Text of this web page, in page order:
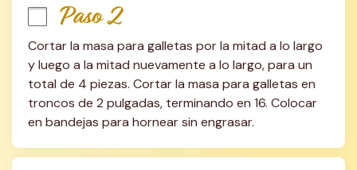
Paso 2
Cortar la masa para galletas por la mitad a lo largo
y luego a la mitad nuevamente a lo largo, para un
total de 4 piezas. Cortar la masa para galletas en
troncos de 2 pulgadas, terminando en 16. Colocar
en bandejas para hornear sin engrasar.